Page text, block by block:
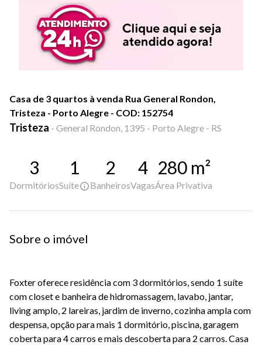
Casa de 3 quartos à venda Rua General Rondon,
Tristeza - Porto Alegre - COD: 152754
Tristeza - General Rondon, 1395 - Porto Alegre - RS
3
Dormitórios
1
Suíte
2
Banheiros
4
Vagas
280 m²
Área Privativa
Sobre o imóvel
Foxter oferece residência com 3 dormitórios, sendo 1 suíte
com closet e banheira de hidromassagem, lavabo, jantar,
living amplo, 2 lareiras, jardim de inverno, cozinha ampla com
despensa, opção para mais 1 dormitório, piscina, garagem
coberta para 4 carros e mais descoberta para 2 carros. Casa